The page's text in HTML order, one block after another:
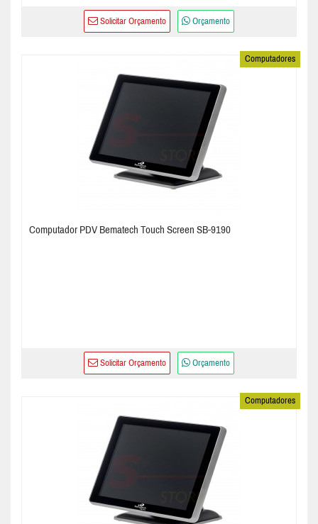
Solicitar Orçamento Orçamento
Computadores
Computador PDV Bematech Touch Screen SB-9190
Solicitar Orçamento Orçamento
Computadores